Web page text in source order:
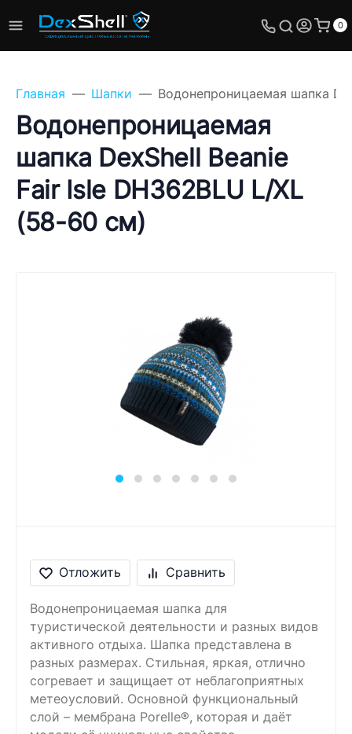
0
Главная Шапки Водонепроницаемая шапка
Водонепроницаемая
шапка DexShell Beanie
Fair Isle DH362BLU L/XL
(58-60 см)
Отложить Сравнить
Водонепроницаемая шапка для
туристической деятельности и разных видов
активного отдыха. Шапка представлена в
разных размерах. Стильная, яркая, отлично
согревает и защищает от неблагоприятных
метеоусловий. Основной функциональный
слой – мембрана Porelle®, которая и даёт
Задайте свой вопрос,
мы обязательно